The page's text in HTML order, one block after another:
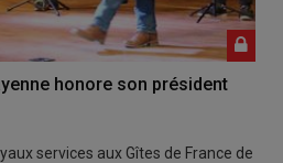
honore son président
services aux Gîtes de France de